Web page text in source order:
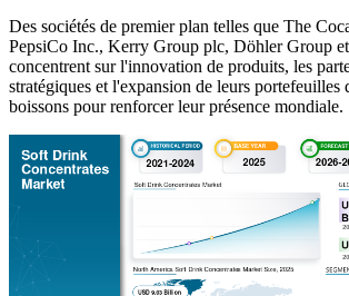
Des sociétés de premier plan telles que The
PepsiCo Inc., Kerry Group plc, Döhler Group
concentrent sur l'innovation de produits, les
stratégiques et l'expansion de leurs portefeuilles
boissons pour renforcer leur présence mondiale.